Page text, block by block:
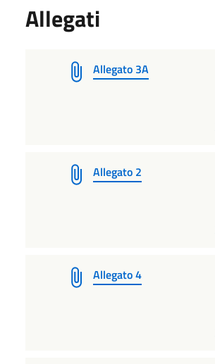
Allegati
Allegato 3A
Allegato 2
Allegato 4